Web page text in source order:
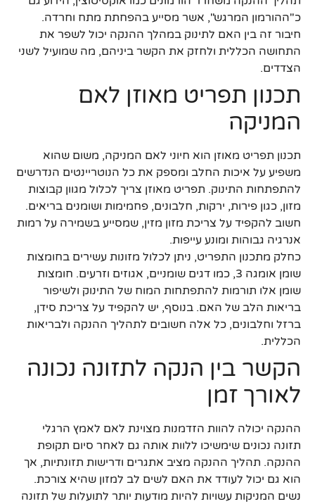
כ"ההורמון המרגש", אשר מסייע בהפחתת מתח וחרדה.
חיבור זה בין האם לתינוק במהלך ההנקה יכול לשפר את
התחושה הכללית ולחזק את הקשר ביניהם, מה שמועיל לשני
הצדדים.
תכנון תפריט מאוזן לאם
המניקה
תכנון תפריט מאוזן הוא חיוני לאם המניקה, משום שהוא
משפיע על איכות החלב ומספק את כל הנוטריינטים הנדרשים
להתפתחות התינוק. תפריט מאוזן צריך לכלול מגוון קבוצות
מזון, כגון פירות, ירקות, חלבונים, פחמימות ושומנים בריאים.
חשוב להקפיד על צריכת מזון מזין, שמסייע בשמירה על רמות
אנרגיה גבוהות ומונע עייפות.
כחלק מתכנון התפריט, ניתן לכלול מזונות עשירים בחומצות
שומן אומגה 3, כמו דגים שומניים, אגוזים וזרעים. חומצות
שומן אלו תורמות להתפתחות המוח של התינוק ולשיפור
בריאות הלב של האם. בנוסף, יש להקפיד על צריכת סידן,
ברזל וחלבונים, כל אלה חשובים לתהליך ההנקה ולבריאות
הכללית.
הקשר בין הנקה לתזונה נכונה
לאורך זמן
ההנקה יכולה להוות הזדמנות מצוינת לאם לאמץ הרגלי
תזונה נכונים שימשיכו ללוות אותה גם לאחר סיום תקופת
ההנקה. תהליך ההנקה מציב אתגרים ודרישות תזונתיות, אך
הוא גם יכול לעודד את האם לשים לב למזון שהיא צורכת.
נשים המניקות עשויות להיות מודעות יותר לתועלות של תזונה